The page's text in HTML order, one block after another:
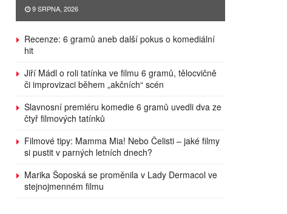
9 SRPNA, 2026
Recenze: 6 gramů aneb další pokus o komediální
hit
Jiří Mádl o roli tatínka ve filmu 6 gramů, tělocvičně
či improvizaci během „akčních“ scén
Slavnosní premiéru komedie 6 gramů uvedli dva ze
čtyř filmových tatínků
Filmové tipy: Mamma Mia! Nebo Čelisti – jaké filmy
si pustit v parných letních dnech?
Marika Šoposká se proměnila v Lady Dermacol ve
stejnojmenném filmu